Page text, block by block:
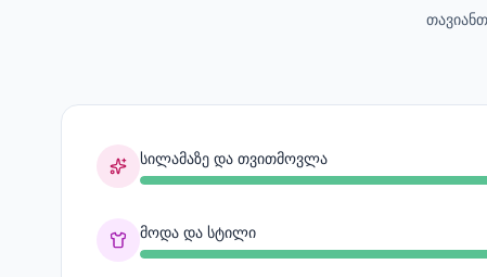
სილამაზე და თვითმოვლა
მოდა და სტილი